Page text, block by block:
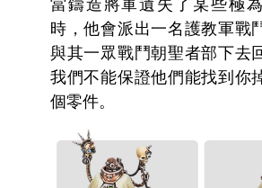
當鑄造將軍遺失了某些極
時，他會派出一名護教軍戰
與其一眾戰鬥朝聖者部下去
我們不能保證他們能找到你
個零件。